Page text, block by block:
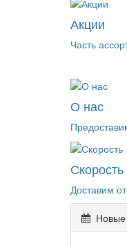
Акции
Часть
О нас
Скорость
Доставим
Новые